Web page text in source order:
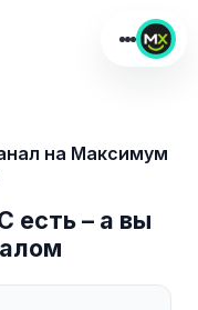
на Максимум
есть – а вы